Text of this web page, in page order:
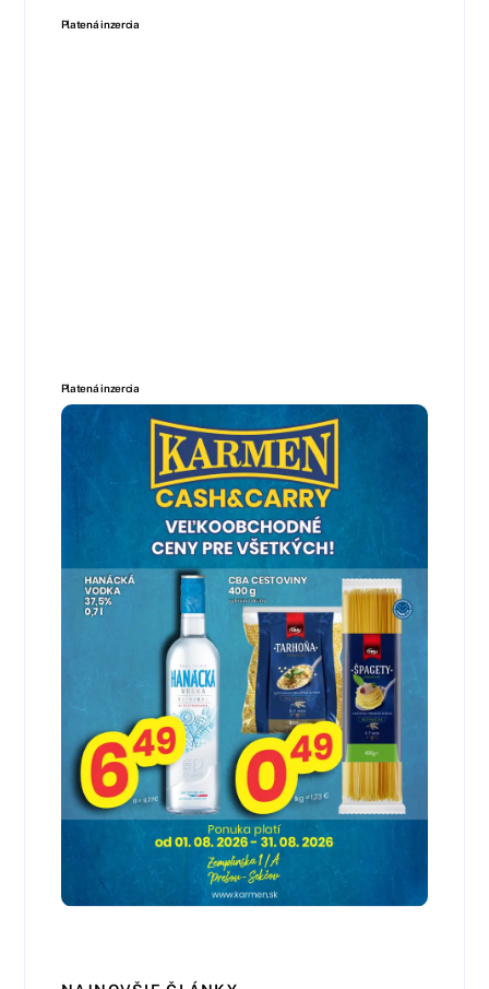
Platená inzercia
Platená inzercia